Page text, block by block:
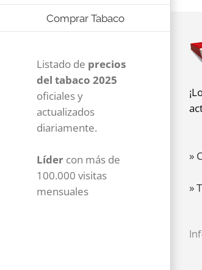
Comprar Tabaco
Listado de precios
del tabaco 2025
oficiales y
actualizados
diariamente.
Líder con más de
100.000 visitas
mensuales
»
»